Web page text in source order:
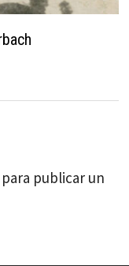
para publicar un